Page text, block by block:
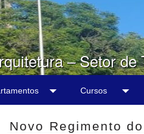
– Setor de
Cursos
Novo Regimento